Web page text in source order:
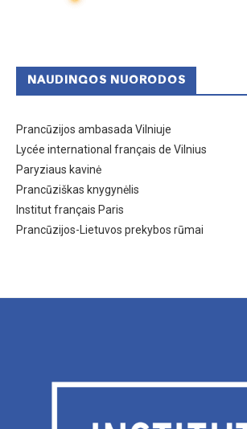
NAUDINGOS NUORODOS
Prancūzijos ambasada Vilniuje
Lycée international français de Vilnius
Paryziaus kavinė
Prancūziškas knygynėlis
Institut français Paris
Prancūzijos-Lietuvos prekybos rūmai